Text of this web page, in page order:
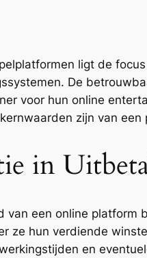
ligt de
De
voor hun online
zijn van
in
een online platform
ze hun verdiende
en